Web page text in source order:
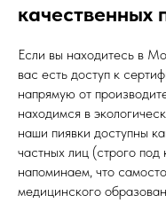
качественных
Если вы находитесь в
вас есть доступ к
напрямую от
находимся в
наши пиявки доступны
частных лиц (строго
напоминаем, что
медицинского